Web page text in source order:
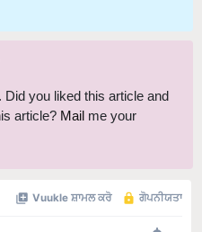
. Did you liked this article and
article? Mail me your